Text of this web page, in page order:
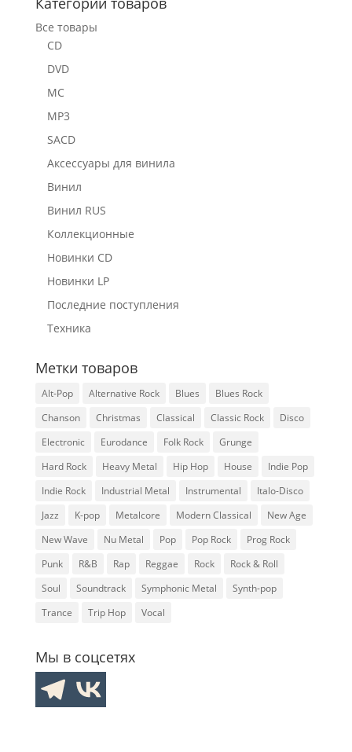
Все товары
CD
DVD
MC
MP3
SACD
Аксессуары для винила
Винил
Винил RUS
Коллекционные
Новинки CD
Новинки LP
Последние поступления
Техника
Метки товаров
Alt-Pop Alternative Rock Blues
Blues Rock
Chanson
Christmas Classical Classic Rock
Disco
Electronic
Eurodance Folk Rock
Grunge
Hard Rock
Heavy Metal Hip Hop House
Indie Pop
Indie Rock
Industrial Metal Instrumental
Italo-Disco
Jazz
K-pop Metalcore Modern Classical
New Age
New Wave
Nu Metal Pop Pop Rock
Prog Rock
Punk
R&B Rap Reggae Rock
Rock & Roll
Soul
Soundtrack Symphonic Metal
Synth-pop
Trance
Trip Hop Vocal
Мы в соцсетях